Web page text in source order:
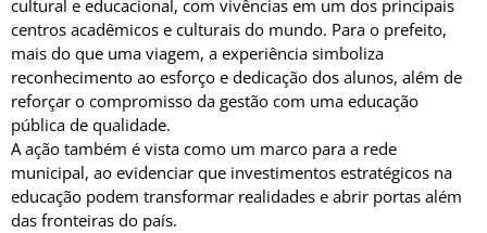
cultural e educacional, com vivências em um dos principais
centros acadêmicos e culturais do mundo. Para o prefeito,
mais do que uma viagem, a experiência simboliza
reconhecimento ao esforço e dedicação dos alunos, além de
reforçar o compromisso da gestão com uma educação
pública de qualidade.
A ação também é vista como um marco para a rede
municipal, ao evidenciar que investimentos estratégicos na
educação podem transformar realidades e abrir portas além
das fronteiras do país.